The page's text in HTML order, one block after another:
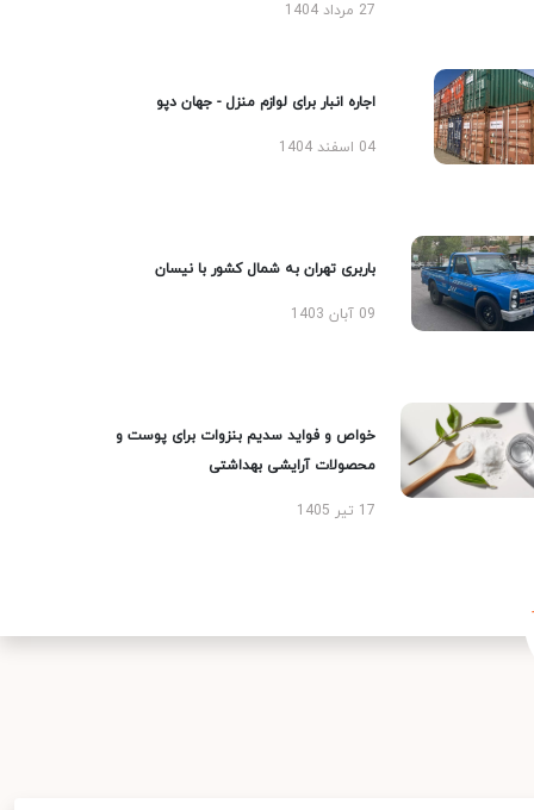
27 مرداد 1404
اجاره انبار برای لوازم منزل - جهان دپو
04 اسفند 1404
باربری تهران به شمال کشور با نیسان
09 آبان 1403
خواص و فواید سدیم بنزوات برای پوست و
محصولات آرایشی بهداشتی
17 تیر 1405